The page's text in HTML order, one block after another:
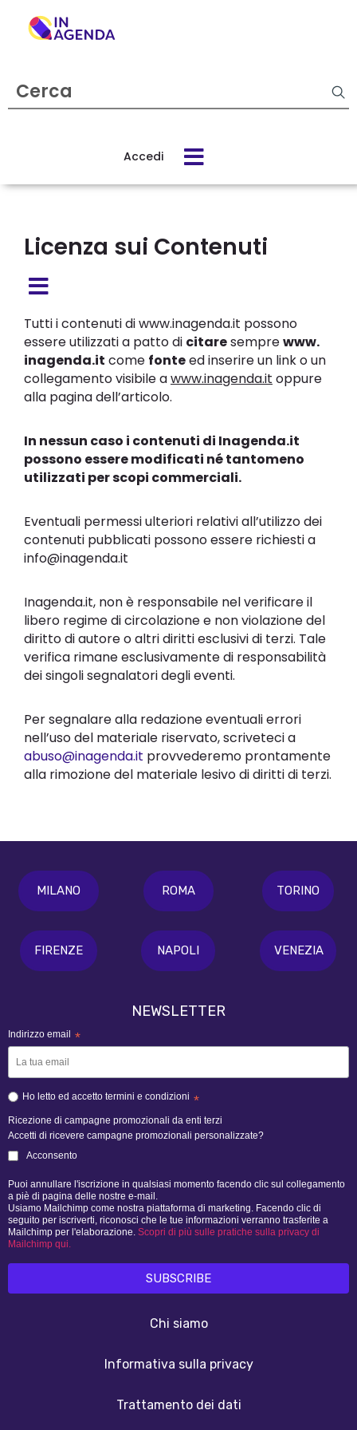
Accedi
Cerca
evento
Come
Licenza sui Contenuti
Privacy
e
Servizi
Terzi
Ulteriori
informazioni
Terminologia
legale
Licenza
sui
contenuti
Tutti i contenuti di ​www.inagenda.it possono
essere utilizzati a patto di citaresempre ​www.​​
inagenda.it come fonteed inserire un link o un
collegamento visibile a​www.inagenda.it oppure
alla pagina dell’articolo.
In nessun caso i contenuti di​ Inagenda.it
possono esser​e modificati né tantomeno
utilizzati per scopi commerciali.
Eventuali permessi ulteriori relativi all’utilizzo dei
contenuti pubblicati possono essere richiesti a ​
info@inagenda.it
​Inagenda.it, non è responsabile nel verificare il
libero regime di circolazione e non violazione del
diritto di autore o altri diritti esclusivi di terzi. Tale
verifica rimane esclusivamente di responsabilità
dei singoli segnalatori degli eventi.
Per segnalare alla redazione eventuali errori
nell’uso del materiale riservato, scriveteci a
abuso@inagenda.it provvederemo prontamente
alla rimozione del materiale lesivo di diritti di terzi.
MILANO ROMA TORINO
FIRENZE NAPOLI VENEZIA
NEWSLETTER
Indirizzo email *
Ho letto ed accetto termini e condizioni *
Ricezione di campagne promozionali da enti terzi
Accetti di ricevere campagne promozionali personalizzate?
Acconsento
Puoi annullare l'iscrizione in qualsiasi momento facendo clic sul collegamento
a piè di pagina delle nostre e-mail.
Usiamo Mailchimp come nostra piattaforma di marketing. Facendo clic di
seguito per iscriverti, riconosci che le tue informazioni verranno trasferite a
Mailchimp per l'elaborazione. Scopri di più sulle pratiche sulla privacy di
Mailchimp qui.
Chi siamo
Informativa sulla privacy
Trattamento dei dati